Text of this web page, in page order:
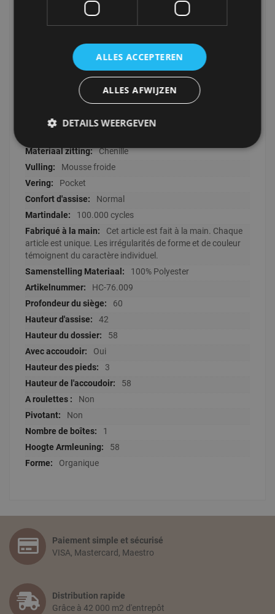
Design
Om de stof zo lang mogelijk mooi te
houden wordt er geadviseerd om de stof te impregneren
met een spray voor gebruik.
3
Elite Clay 04
Chenille
Mousse froide
Pocket
Normal
100.000 cycles
Cet article est fait à la main. Chaque
article est unique. Les irrégularités de forme et de couleur
témoignent du caractère individuel.
100% Polyester
HC-76.009
60
42
58
Oui
3
58
Non
Non
1
58
Organique
Paiement simple et sécurisé
VISA, Mastercard, Maestro
Distribution rapide
Grâce à 42 000 m2 d'entrepôt
ALLES ACCEPTEREN
ALLES AFWIJZEN
DETAILS WEERGEVEN